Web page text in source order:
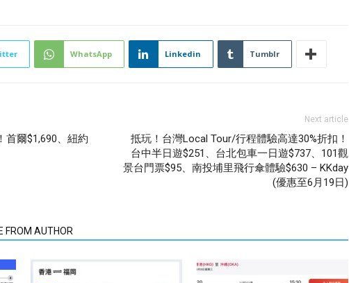
WhatsApp Linkedin Tumblr
首爾$1,690、紐約
Next article
抵玩！台灣Local Tour/行程體驗高達30%折扣！
台中半日遊$251、台北包車一日遊$737、101觀
景台門票$95、南投埔里飛行傘體驗$630 – KKday
(優惠至6月19日)
FROM AUTHOR